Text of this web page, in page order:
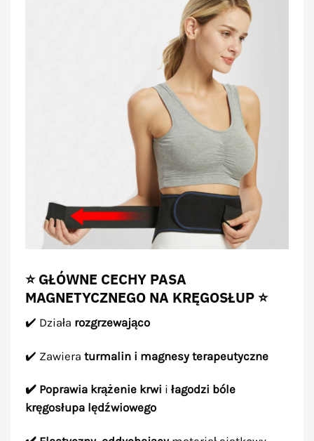
⭐ GŁÓWNE CECHY PASA
MAGNETYCZNEGO NA KRĘGOSŁUP ⭐
✔️ Działa rozgrzewająco
✔️ Zawiera turmalin i magnesy terapeutyczne
✔️ Poprawia krążenie krwi i łagodzi bóle
kręgosłupa lędźwiowego